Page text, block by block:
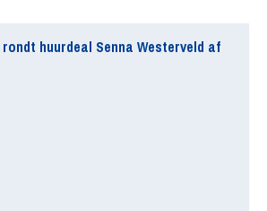
rondt huurdeal Senna Westerveld af